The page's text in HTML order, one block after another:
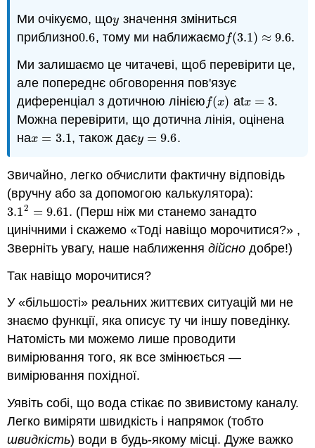
Ми очікуємо, щоy
y значення зміниться
приблизно0.6
0.6, тому ми наближаємоf(3.1) ≈ 9.6.
f(3.1)≈ 9.6.
Ми залишаємо це читачеві, щоб перевірити це,
але попереднє обговорення пов'язує
диференціал з дотичною лінією f(x)
f(x) atx = 3
x=3
.
Можна перевірити, що дотична лінія, оцінена
наx = 3.1
x=3.1 , також даєy = 9.6
y =9.6 .
Звичайно, легко обчислити фактичну відповідь
(вручну або за допомогою калькулятора):
3.12 = 9.61.
3.12 =9.61.
(Перш ніж ми станемо занадто
цинічними і скажемо «Тоді навіщо морочитися?» ,
Зверніть увагу, наше наближеннядійсно добре!)
Так навіщо морочитися?
У «більшості» реальних життєвих ситуацій ми не
знаємо функції, яка описує ту чи іншу поведінку.
Натомість ми можемо лише проводити
вимірювання того, як все змінюється —
вимірювання похідної.
Уявіть собі, що вода стікає по звивистому каналу.
Легко виміряти швидкість і напрямок (тобто
швидкість) води в будь-якому місці. Дуже важко